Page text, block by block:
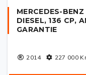
MERCEDES-
DIESEL, 136 CP,
GARANTIE
2014 227 000